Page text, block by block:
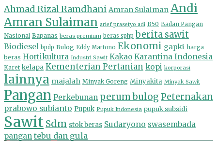
Ahmad Rizal Ramdhani Amran Sulaiman Andi
Amran Sulaiman arief prasetyo adi B50 Badan Pangan
Nasional Bapanas beras premium beras sphp berita sawit
Biodiesel bpdp Bulog Eddy Martono Ekonomi gapki harga
beras Hortikultura Industri Sawit Kakao Karantina Indonesia
Karet kelapa Kementerian Pertanian kopi korporasi
lainnya majalah Minyak Goreng Minyakita Minyak Sawit
Pangan Perkebunan perum bulog Peternakan
prabowo subianto Pupuk Pupuk Indonesia pupuk subsidi
Sawit Sdm stok beras Sudaryono swasembada
pangan tebu dan gula